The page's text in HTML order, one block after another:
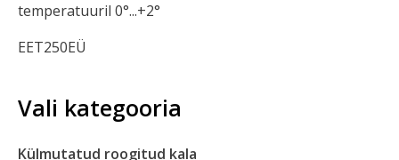
Vali kategooria
Külmutatud roogitud kala
temperatuuril 0°...+2°
EET250EÜ